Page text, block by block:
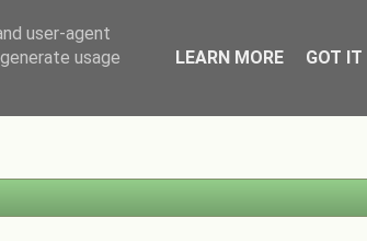
user-agent
usage
LEARN MORE GOT IT